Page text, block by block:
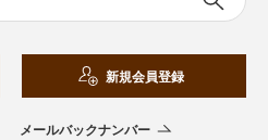
新規会員登録
メールバックナンバー